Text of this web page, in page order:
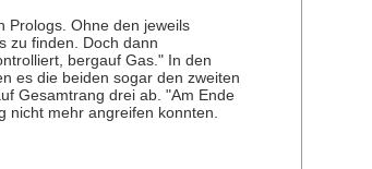
Prologs. Ohne den jeweils
zu finden. Doch dann
bergauf Gas." In den
es die beiden sogar den zweiten
Gesamtrang drei ab. "Am Ende
nicht mehr angreifen konnten.